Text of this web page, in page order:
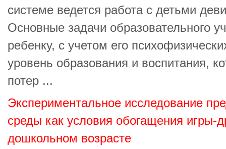
системе ведется работа с детьми
Основные задачи образовательного
ребенку, с учетом его
уровень образования и воспитания,
потер ...
Экспериментальное исследование
среды как условия обогащения игры-
дошкольном возрасте